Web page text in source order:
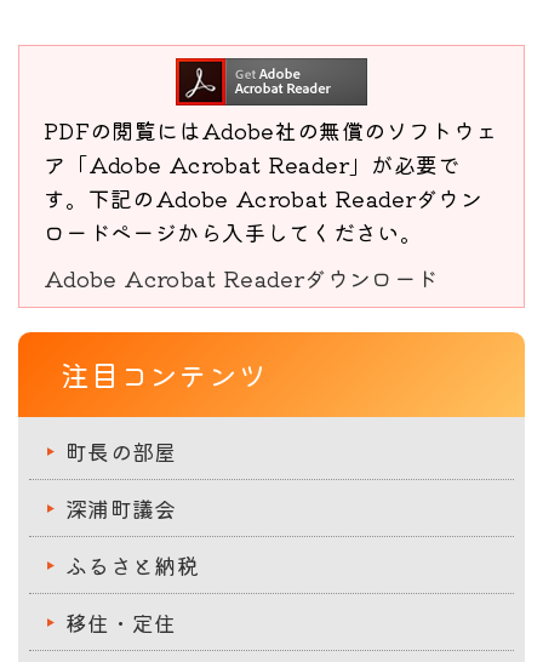
PDFの閲覧にはAdobe社の無償のソフトウェ
ア「Adobe Acrobat Reader」が必要で
す。下記のAdobe Acrobat Readerダウン
ロードページから入手してください。
Adobe Acrobat Readerダウンロード
注目コンテンツ
町長の部屋
深浦町議会
ふるさと納税
移住・定住